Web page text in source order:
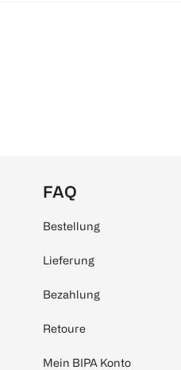
FAQ
Bestellung
Lieferung
Bezahlung
Retoure
Mein BIPA Konto